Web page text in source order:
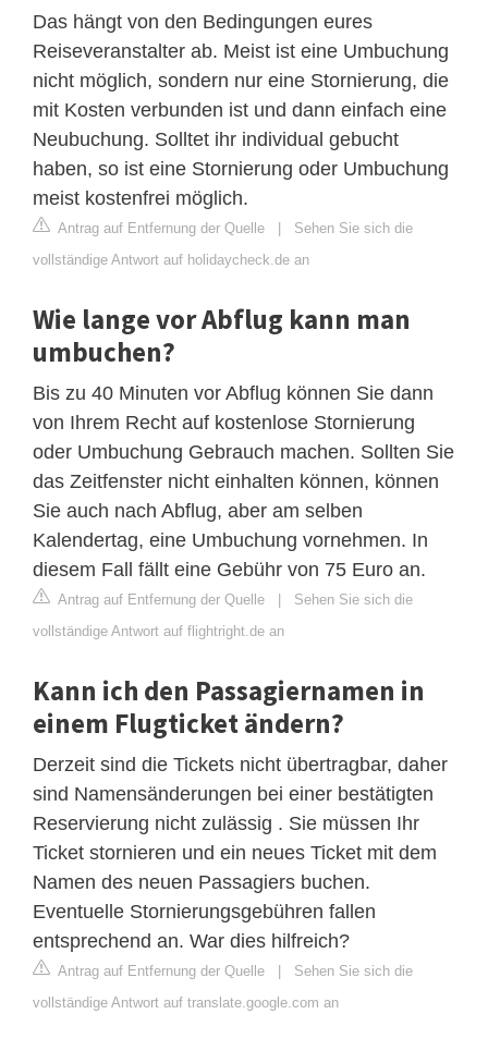
Das hängt von den Bedingungen eures
Reiseveranstalter ab. Meist ist eine Umbuchung
nicht möglich, sondern nur eine Stornierung, die
mit Kosten verbunden ist und dann einfach eine
Neubuchung. Solltet ihr individual gebucht
haben, so ist eine Stornierung oder Umbuchung
meist kostenfrei möglich.
Antrag auf Entfernung der Quelle | Sehen Sie sich die
vollständige Antwort auf holidaycheck.de an
Wie lange vor Abflug kann man
umbuchen?
Bis zu 40 Minuten vor Abflug können Sie dann
von Ihrem Recht auf kostenlose Stornierung
oder Umbuchung Gebrauch machen. Sollten Sie
das Zeitfenster nicht einhalten können, können
Sie auch nach Abflug, aber am selben
Kalendertag, eine Umbuchung vornehmen. In
diesem Fall fällt eine Gebühr von 75 Euro an.
Antrag auf Entfernung der Quelle | Sehen Sie sich die
vollständige Antwort auf flightright.de an
Kann ich den Passagiernamen in
einem Flugticket ändern?
Derzeit sind die Tickets nicht übertragbar, daher
sind Namensänderungen bei einer bestätigten
Reservierung nicht zulässig . Sie müssen Ihr
Ticket stornieren und ein neues Ticket mit dem
Namen des neuen Passagiers buchen.
Eventuelle Stornierungsgebühren fallen
entsprechend an. War dies hilfreich?
Antrag auf Entfernung der Quelle | Sehen Sie sich die
vollständige Antwort auf translate.google.com an